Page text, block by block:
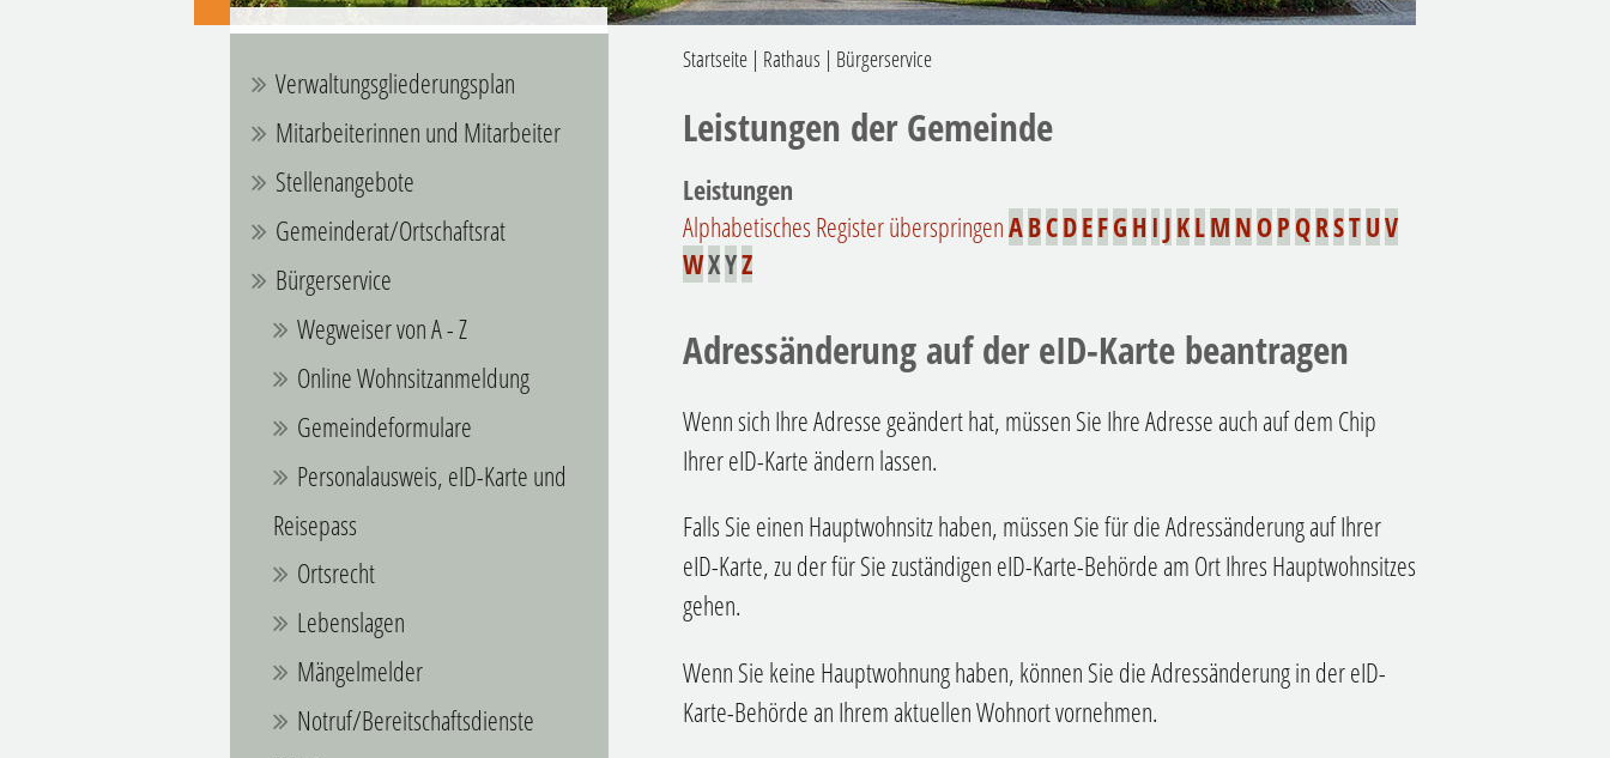
Verwaltungsgliederungsplan
Mitarbeiterinnen und Mitarbeiter
Stellenangebote
Gemeinderat/Ortschaftsrat
Bürgerservice
Wegweiser von A - Z
Online Wohnsitzanmeldung
Gemeindeformulare
Personalausweis, eID-Karte und
Reisepass
Ortsrecht
Lebenslagen
Mängelmelder
Notruf/Bereitschaftsdienste
Startseite | Rathaus | Bürgerservice
Leistungen der Gemeinde
Leistungen
Alphabetisches Register überspringenABCDEFGH I JKLMNOPQRSTUV
WXYZ
Adressänderung auf der eID-Karte beantragen
Wenn sich Ihre Adresse geändert hat, müssen Sie Ihre Adresse auch auf dem Chip
Ihrer eID-Karte ändern lassen.
Falls Sie einen Hauptwohnsitz haben, müssen Sie für die Adressänderung auf Ihrer
eID-Karte, zu der für Sie zuständigen eID-Karte-Behörde am Ort Ihres Hauptwohnsitzes
gehen.
Wenn Sie keine Hauptwohnung haben, können Sie die Adressänderung in der eID-
Karte-Behörde an Ihrem aktuellen Wohnort vornehmen.